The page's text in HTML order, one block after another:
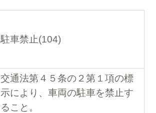
駐車禁止(104)
交通法第４５条の２第１項の標
示により、車両の駐車を禁止す
ること。